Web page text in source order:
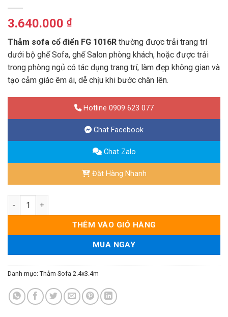
3.640.000 ₫
Thảm sofa cổ điển FG 1016R thường được trải trang trí
dưới bộ ghế Sofa, ghế Salon phòng khách, hoặc được trải
trong phòng ngủ có tác dụng trang trí, làm đẹp không gian và
tạo cảm giác êm ái, dễ chịu khi bước chân lên.
Hotline 0909 623 077
Chat Facebook
Chat Zalo
Đặt Hàng Nhanh
Thảm Sofa Cổ Điển 2.4*3.4m - Mã FG 1016R số lượng
THÊM VÀO GIỎ HÀNG
MUA NGAY
Danh mục: Thảm Sofa 2.4x3.4m